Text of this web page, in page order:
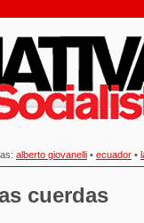
alberto giovanelli • ecuador •
cuerdas